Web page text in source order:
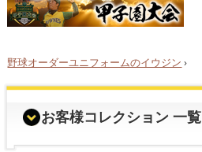
野球オーダーユニフォームのイウジン ›
お客様コレクション 一覧